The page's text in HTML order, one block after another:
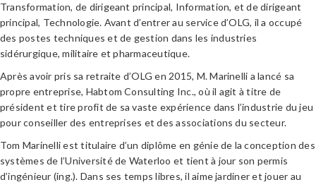
Transformation, de dirigeant principal, Information, et de dirigeant
principal, Technologie. Avant d’entrer au service d’OLG, il a occupé
des postes techniques et de gestion dans les industries
sidérurgique, militaire et pharmaceutique.
Après avoir pris sa retraite d’OLG en 2015, M. Marinelli a lancé sa
propre entreprise, Habtom Consulting Inc., où il agit à titre de
président et tire profit de sa vaste expérience dans l’industrie du jeu
pour conseiller des entreprises et des associations du secteur.
Tom Marinelli est titulaire d’un diplôme en génie de la conception des
systèmes de l’Université de Waterloo et tient à jour son permis
d’ingénieur (ing.). Dans ses temps libres, il aime jardiner et jouer au